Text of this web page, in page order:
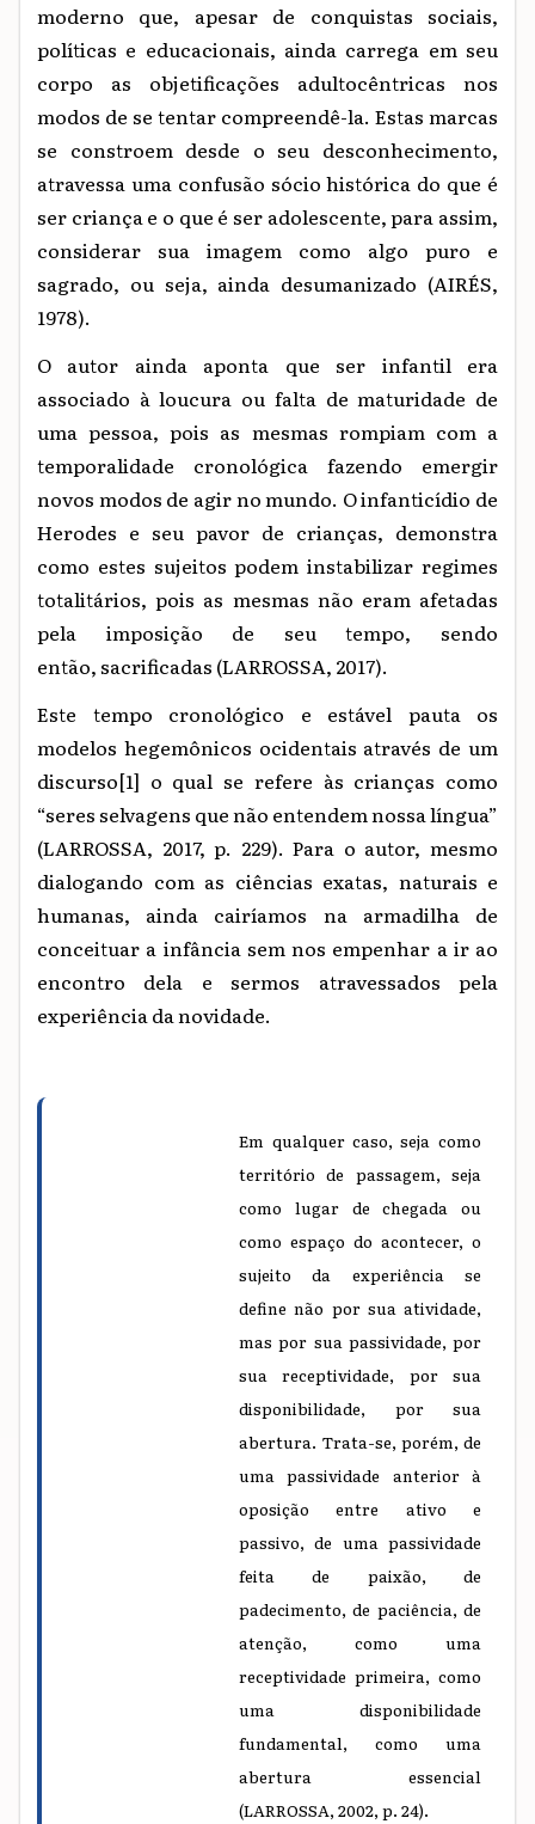
moderno que, apesar de conquistas sociais,
políticas e educacionais, ainda carrega em seu
corpo as objetificações adultocêntricas nos
modos de se tentar compreendê-la. Estas marcas
se constroem desde o seu desconhecimento,
atravessa uma confusão sócio histórica do que é
ser criança e o que é ser adolescente, para assim,
considerar sua imagem como algo puro e
sagrado, ou seja, ainda desumanizado (AIRÉS,
1978).
O autor ainda aponta que ser infantil era
associado à loucura ou falta de maturidade de
uma pessoa, pois as mesmas rompiam com a
temporalidade cronológica fazendo emergir
novos modos de agir no mundo. O infanticídio de
Herodes e seu pavor de crianças, demonstra
como estes sujeitos podem instabilizar regimes
totalitários, pois as mesmas não eram afetadas
pela imposição de seu tempo, sendo
então, sacrificadas (LARROSSA, 2017).
Este tempo cronológico e estável pauta os
modelos hegemônicos ocidentais através de um
discurso[1] o qual se refere às crianças como
“seres selvagens que não entendem nossa língua”
(LARROSSA, 2017, p. 229). Para o autor, mesmo
dialogando com as ciências exatas, naturais e
humanas, ainda cairíamos na armadilha de
conceituar a infância sem nos empenhar a ir ao
encontro dela e sermos atravessados pela
experiência da novidade.
Em qualquer caso, seja como
território de passagem, seja
como lugar de chegada ou
como espaço do acontecer, o
sujeito da experiência se
define não por sua atividade,
mas por sua passividade, por
sua receptividade, por sua
disponibilidade, por sua
abertura. Trata-se, porém, de
uma passividade anterior à
oposição entre ativo e
passivo, de uma passividade
feita de paixão, de
padecimento, de paciência, de
atenção, como uma
receptividade primeira, como
uma disponibilidade
fundamental, como uma
abertura essencial
(LARROSSA, 2002, p. 24).